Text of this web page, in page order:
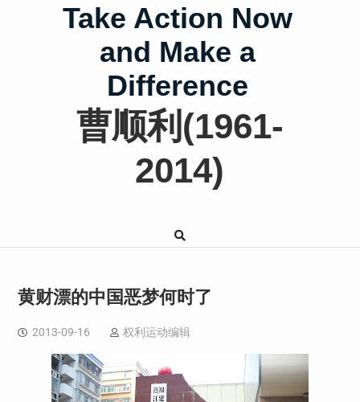
Take Action Now
and Make a
Difference
曹顺利(1961-
2014)
黄财漂的中国恶梦何时了
2013-09-16 权利运动编辑